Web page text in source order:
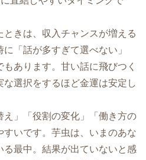
きは、収入チャンスが増える
「話が多すぎて選べない」
もあります。甘い話に飛びつく
な選択をするほど金運は安定し
え」「役割の変化」「働き方の
いです。芋虫は、いまのあな
る最中。結果が出ていないと感